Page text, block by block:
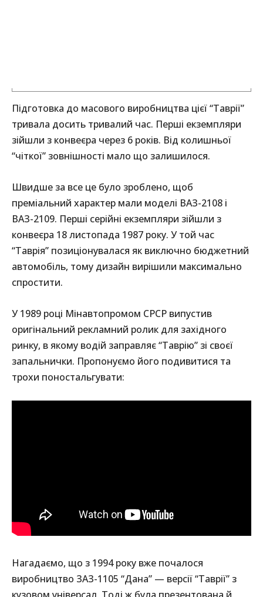
Підготовка до масового виробництва цієї “Таврії”
тривала досить тривалий час. Перші екземпляри
зійшли з конвеєра через 6 років. Від колишньої
“чіткої” зовнішності мало що залишилося.
Швидше за все це було зроблено, щоб
преміальний характер мали моделі ВАЗ-2108 і
ВАЗ-2109. Перші серійні екземпляри зійшли з
конвеєра 18 листопада 1987 року. У той час
“Таврія” позиціонувалася як виключно бюджетний
автомобіль, тому дизайн вирішили максимально
спростити.
У 1989 році Мінавтопромом СРСР випустив
оригінальний рекламний ролик для західного
ринку, в якому водій заправляє “Таврію” зі своєї
запальнички. Пропонуємо його подивитися та
трохи поностальгувати:
Нагадаємо, що з 1994 року вже почалося
виробництво ЗАЗ-1105 “Дана” — версії “Таврії” з